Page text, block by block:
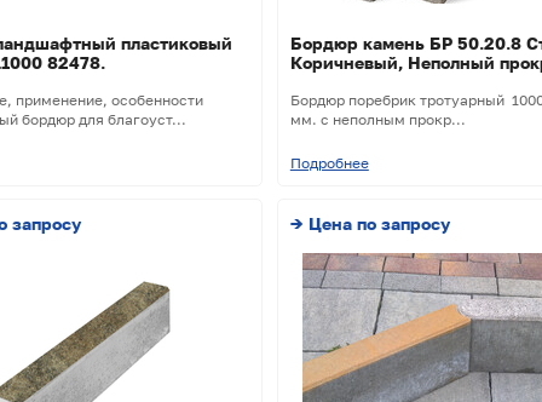
пластиковый
82478.
применение, особенности
бордюр для благоуст...
Бордюр камень БР 50.20.8
Коричневый, Неполный
Бордюр поребрик тротуарный
мм. с неполным прокр...
Подробнее
запросу → Цена по запросу